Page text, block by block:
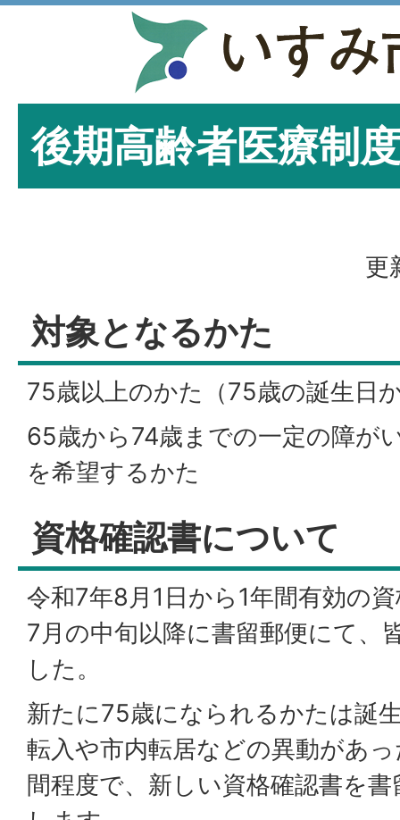
後期高齢者医療制度
更
対象となるかた
75歳以上のかた（75歳の誕生日
65歳から74歳までの一定の障が
を希望するかた
資格確認書について
令和7年8月1日から1年間有効の
7月の中旬以降に書留郵便にて、
した。
新たに75歳になられるかたは誕
転入や市内転居などの異動があ
間程度で、新しい資格確認書を